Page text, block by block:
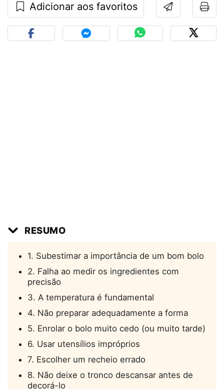
Adicionar aos favoritos
RESUMO
1. Subestimar a importância de um bom bolo
2. Falha ao medir os ingredientes com
precisão
3. A temperatura é fundamental
4. Não preparar adequadamente a forma
5. Enrolar o bolo muito cedo (ou muito tarde)
6. Usar utensílios impróprios
7. Escolher um recheio errado
8. Não deixe o tronco descansar antes de
decorá-lo